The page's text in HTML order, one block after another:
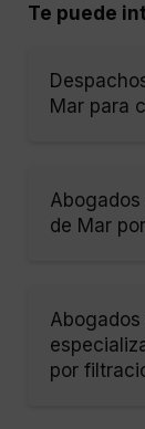
Te puede
Mar para
de Mar
por